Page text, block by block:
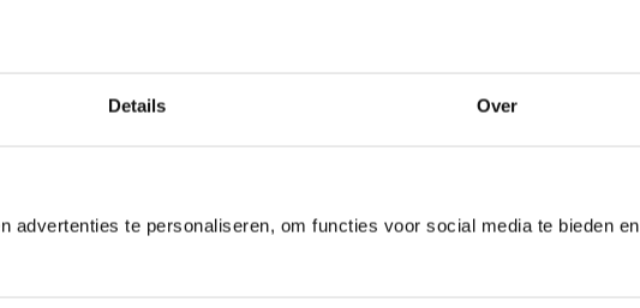
Details Over
advertenties te personaliseren, om functies voor social media te bieden en
en het strand.De wijk is goed bereikbaar met